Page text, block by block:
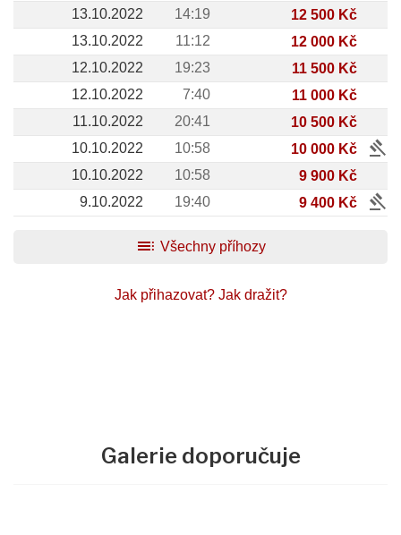
13.10.2022
14:19
12 500 Kč
13.10.2022
11:12
12 000 Kč
12.10.2022
19:23
11 500 Kč
12.10.2022
7:40
11 000 Kč
11.10.2022
20:41
10 500 Kč
10.10.2022
10:58 10 000 Kč gavel
10.10.2022 10:58
9 900 Kč
9.10.2022
19:40 9 400 Kč
gavel
toc Všechny příhozy
Jak přihazovat? Jak dražit?
Galerie doporučuje